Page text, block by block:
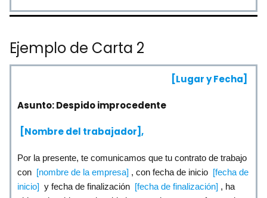
Ejemplo de Carta 2
[Lugar y Fecha]
Asunto: Despido improcedente
[Nombre del trabajador],
Por la presente, te comunicamos que tu contrato de trabajo
con [nombre de la empresa] , con fecha de inicio [fecha de
inicio] y fecha de finalización [fecha de finalización] , ha